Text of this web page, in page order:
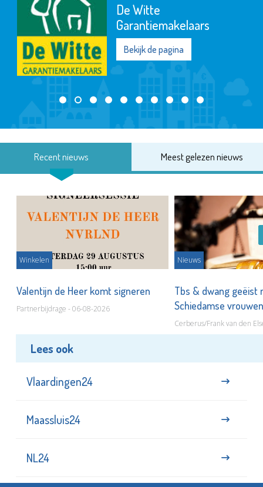
De Witte
Garantiemakelaars
Bekijk de pagina
Recent nieuws Meest gelezen nieuws
Winkelen
Valentijn de Heer komt signeren
Partnerbijdrage - 06-08-2026
Nieuws
Tbs & dwang geëist
Schiedamse
Cerberus/Frank van den
Lees ook
Vlaardingen24
Maassluis24
NL24